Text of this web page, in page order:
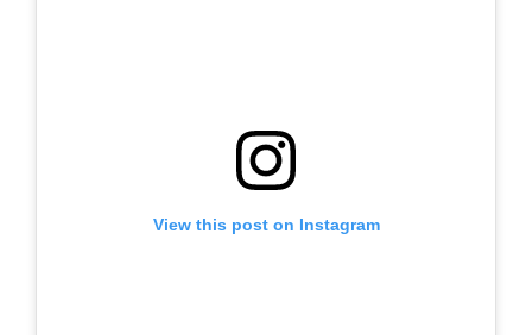
View this post on Instagram